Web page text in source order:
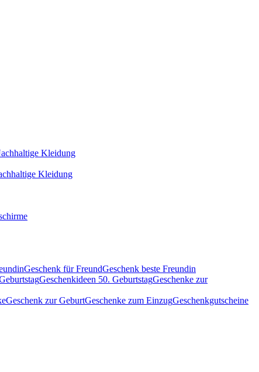
Kleidung
Kleidung
Geschenk für FreundGeschenk beste Freundin
Geschenkideen 50. GeburtstagGeschenke zur
Geschenk zur GeburtGeschenke zum EinzugGeschenkgutscheine